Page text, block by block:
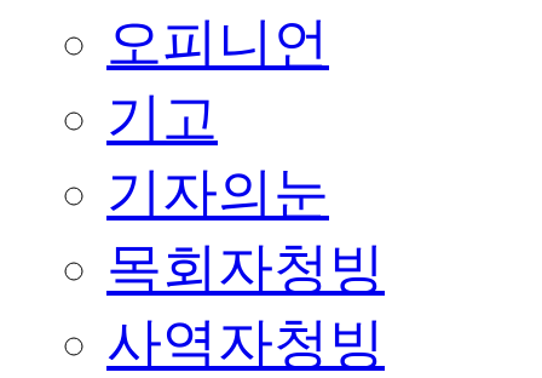
오피니언
기고
기자의눈
목회자청빙
사역자청빙